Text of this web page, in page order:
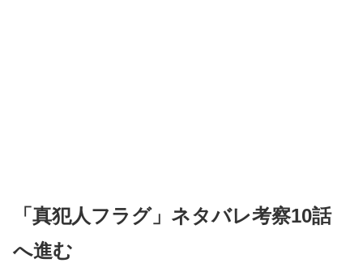
「真犯人フラグ」ネタバレ考察10話
へ進む